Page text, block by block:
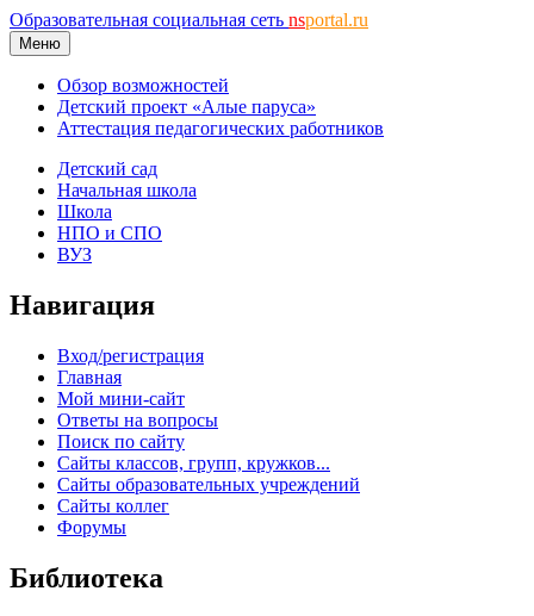
Образовательная социальная сеть nsportal.ru
Меню
Обзор возможностей
Детский проект «Алые паруса»
Аттестация педагогических работников
Детский сад
Начальная школа
Школа
НПО и СПО
ВУЗ
Навигация
Вход/регистрация
Главная
Мой мини-сайт
Ответы на вопросы
Поиск по сайту
Сайты классов, групп, кружков...
Сайты образовательных учреждений
Сайты коллег
Форумы
Библиотека